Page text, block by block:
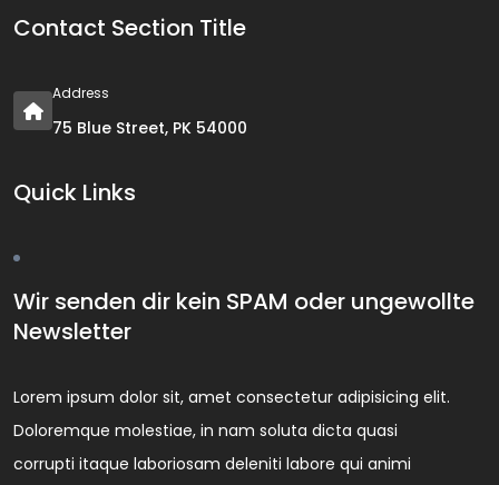
Contact Section Title
Address
75 Blue Street, PK 54000
Quick Links
Wir senden dir kein SPAM oder ungewollte
Newsletter
Lorem ipsum dolor sit, amet consectetur adipisicing elit.
Doloremque molestiae, in nam soluta dicta quasi
corrupti itaque laboriosam deleniti labore qui animi